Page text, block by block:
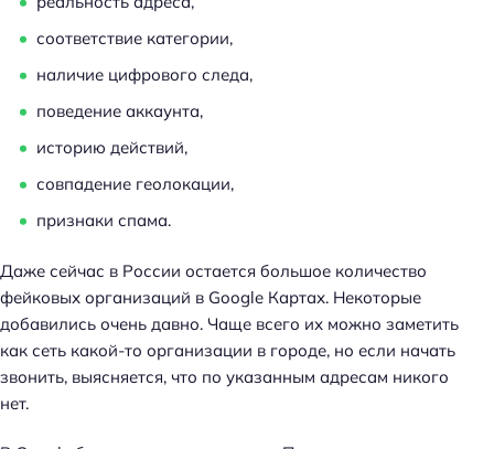
соответствие категории,
наличие цифрового следа,
поведение аккаунта,
историю действий,
совпадение геолокации,
признаки спама.
Даже сейчас в России остается большое количество
фейковых организаций в Google Картах. Некоторые
добавились очень давно. Чаще всего их можно заметить
как сеть какой-то организации в городе, но если начать
звонить, выясняется, что по указанным адресам никого
нет.